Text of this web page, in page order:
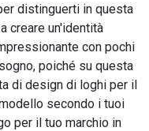
distinguerti in questa
creare un'identità
con pochi
poiché su questa
di design di loghi per il
secondo i tuoi
per il tuo marchio in